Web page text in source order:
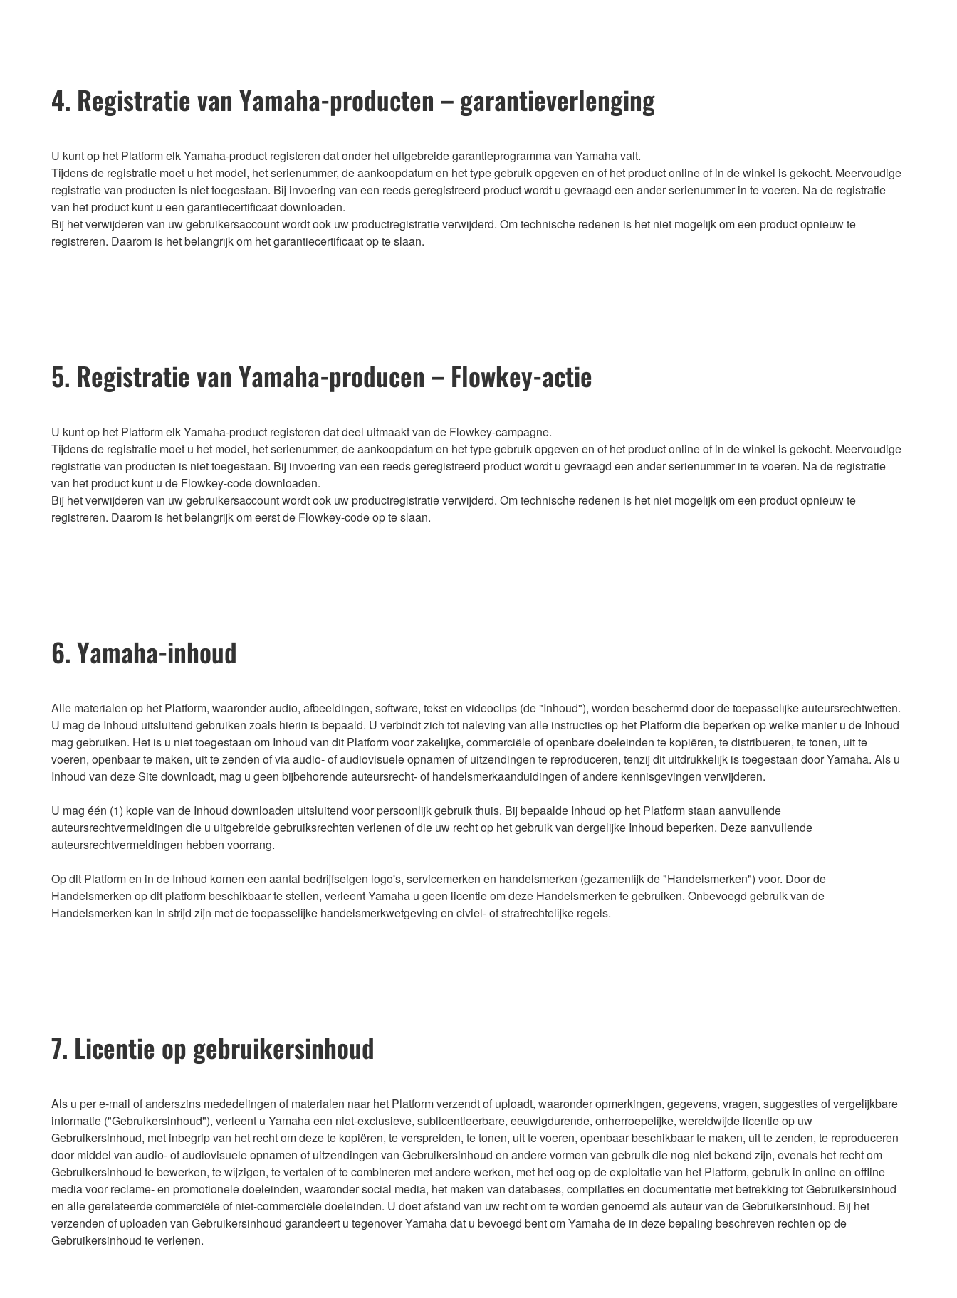
4. Registratie van Yamaha-producten – garantieverlenging
U kunt op het Platform elk Yamaha-product registeren dat onder het uitgebreide garantieprogramma van Yamaha valt.
Tijdens de registratie moet u het model, het serienummer, de aankoopdatum en het type gebruik opgeven en of het product online of in de winkel is gekocht. Meervoudige
registratie van producten is niet toegestaan. Bij invoering van een reeds geregistreerd product wordt u gevraagd een ander serienummer in te voeren. Na de registratie
van het product kunt u een garantiecertificaat downloaden.
Bij het verwijderen van uw gebruikersaccount wordt ook uw productregistratie verwijderd. Om technische redenen is het niet mogelijk om een product opnieuw te
registreren. Daarom is het belangrijk om het garantiecertificaat op te slaan.
5. Registratie van Yamaha-producen – Flowkey-actie
U kunt op het Platform elk Yamaha-product registeren dat deel uitmaakt van de Flowkey-campagne.
Tijdens de registratie moet u het model, het serienummer, de aankoopdatum en het type gebruik opgeven en of het product online of in de winkel is gekocht. Meervoudige
registratie van producten is niet toegestaan. Bij invoering van een reeds geregistreerd product wordt u gevraagd een ander serienummer in te voeren. Na de registratie
van het product kunt u de Flowkey-code downloaden.
Bij het verwijderen van uw gebruikersaccount wordt ook uw productregistratie verwijderd. Om technische redenen is het niet mogelijk om een product opnieuw te
registreren. Daarom is het belangrijk om eerst de Flowkey-code op te slaan.
6. Yamaha-inhoud
Alle materialen op het Platform, waaronder audio, afbeeldingen, software, tekst en videoclips (de "Inhoud"), worden beschermd door de toepasselijke auteursrechtwetten.
U mag de Inhoud uitsluitend gebruiken zoals hierin is bepaald. U verbindt zich tot naleving van alle instructies op het Platform die beperken op welke manier u de Inhoud
mag gebruiken. Het is u niet toegestaan om Inhoud van dit Platform voor zakelijke, commerciële of openbare doeleinden te kopiëren, te distribueren, te tonen, uit te
voeren, openbaar te maken, uit te zenden of via audio- of audiovisuele opnamen of uitzendingen te reproduceren, tenzij dit uitdrukkelijk is toegestaan door Yamaha. Als u
Inhoud van deze Site downloadt, mag u geen bijbehorende auteursrecht- of handelsmerkaanduidingen of andere kennisgevingen verwijderen.
U mag één (1) kopie van de Inhoud downloaden uitsluitend voor persoonlijk gebruik thuis. Bij bepaalde Inhoud op het Platform staan aanvullende
auteursrechtvermeldingen die u uitgebreide gebruiksrechten verlenen of die uw recht op het gebruik van dergelijke Inhoud beperken. Deze aanvullende
auteursrechtvermeldingen hebben voorrang.
Op dit Platform en in de Inhoud komen een aantal bedrijfseigen logo's, servicemerken en handelsmerken (gezamenlijk de "Handelsmerken") voor. Door de
Handelsmerken op dit platform beschikbaar te stellen, verleent Yamaha u geen licentie om deze Handelsmerken te gebruiken. Onbevoegd gebruik van de
Handelsmerken kan in strijd zijn met de toepasselijke handelsmerkwetgeving en civiel- of strafrechtelijke regels.
7. Licentie op gebruikersinhoud
Als u per e-mail of anderszins mededelingen of materialen naar het Platform verzendt of uploadt, waaronder opmerkingen, gegevens, vragen, suggesties of vergelijkbare
informatie ("Gebruikersinhoud"), verleent u Yamaha een niet-exclusieve, sublicentieerbare, eeuwigdurende, onherroepelijke, wereldwijde licentie op uw
Gebruikersinhoud, met inbegrip van het recht om deze te kopiëren, te verspreiden, te tonen, uit te voeren, openbaar beschikbaar te maken, uit te zenden, te reproduceren
door middel van audio- of audiovisuele opnamen of uitzendingen van Gebruikersinhoud en andere vormen van gebruik die nog niet bekend zijn, evenals het recht om
Gebruikersinhoud te bewerken, te wijzigen, te vertalen of te combineren met andere werken, met het oog op de exploitatie van het Platform, gebruik in online en offline
media voor reclame- en promotionele doeleinden, waaronder social media, het maken van databases, compilaties en documentatie met betrekking tot Gebruikersinhoud
en alle gerelateerde commerciële of niet-commerciële doeleinden. U doet afstand van uw recht om te worden genoemd als auteur van de Gebruikersinhoud. Bij het
verzenden of uploaden van Gebruikersinhoud garandeert u tegenover Yamaha dat u bevoegd bent om Yamaha de in deze bepaling beschreven rechten op de
Gebruikersinhoud te verlenen.